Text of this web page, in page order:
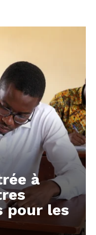
à
pour les